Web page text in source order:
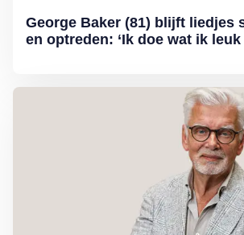
George Baker (81) blijft liedjes
en optreden: ‘Ik doe wat ik leuk
Lees meer over Column Jan Slagter: Samen